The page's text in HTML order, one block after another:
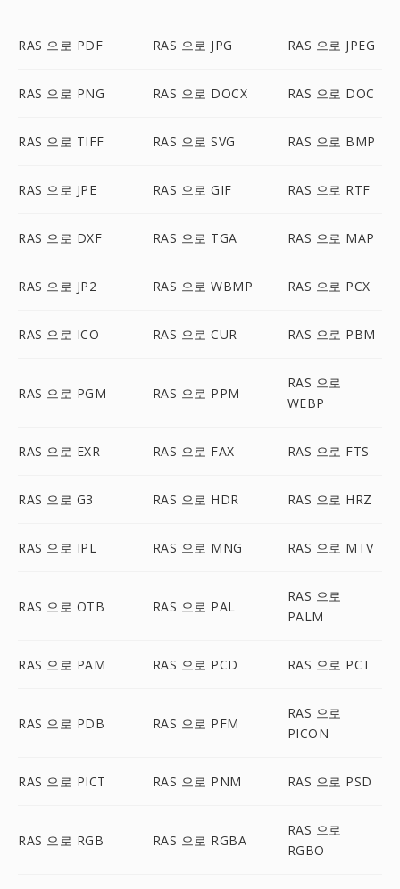
RAS 으로 PDF RAS 으로 JPG RAS 으로 JPEG
RAS 으로 PNG RAS 으로 DOCX RAS 으로 DOC
RAS 으로 TIFF RAS 으로 SVG RAS 으로 BMP
RAS 으로 JPE RAS 으로 GIF RAS 으로 RTF
RAS 으로 DXF RAS 으로 TGA RAS 으로 MAP
RAS 으로 JP2 RAS 으로 WBMP RAS 으로 PCX
RAS 으로 ICO RAS 으로 CUR RAS 으로 PBM
RAS 으로 PGM RAS 으로 PPM
RAS 으로
WEBP
RAS 으로 EXR RAS 으로 FAX RAS 으로 FTS
RAS 으로 G3 RAS 으로 HDR RAS 으로 HRZ
RAS 으로 IPL RAS 으로 MNG RAS 으로 MTV
RAS 으로 OTB RAS 으로 PAL
RAS 으로
PALM
RAS 으로 PAM RAS 으로 PCD RAS 으로 PCT
RAS 으로 PDB RAS 으로 PFM
RAS 으로
PICON
RAS 으로 PICT RAS 으로 PNM RAS 으로 PSD
RAS 으로 RGB RAS 으로 RGBA
RAS 으로
RGBO